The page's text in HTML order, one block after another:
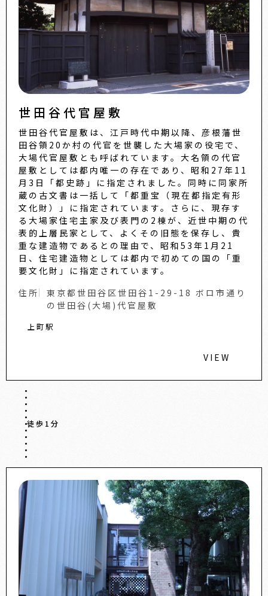
世田谷代官屋敷
世田谷代官屋敷は、江戸時代中期以降、彦根藩世
田谷領20か村の代官を世襲した大場家の役宅で、
大場代官屋敷とも呼ばれています。大名領の代官
屋敷としては都内唯一の存在であり、昭和27年11
月3日「都史跡」に指定されました。同時に同家所
蔵の古文書は一括して「都重宝（現在都指定有形
文化財）」に指定されています。さらに、現存す
る大場家住宅主家及び表門の2棟が、近世中期の代
表的上層民家として、よくその旧態を保存し、貴
重な建造物であるとの理由で、昭和53年1月21
日、住宅建造物としては都内で初めての国の「重
要文化財」に指定されています。
住所
東京都世田谷区世田谷1-29-18 ボロ市通り
の世田谷(大場)代官屋敷
上町駅
VIEW
徒歩1分